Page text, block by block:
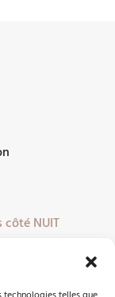
côté NUIT